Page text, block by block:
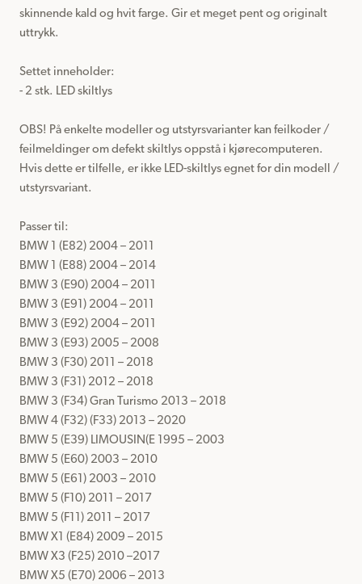
skinnende kald og hvit farge. Gir et meget pent og originalt
uttrykk.
Settet inneholder:
- 2 stk. LED skiltlys
OBS! På enkelte modeller og utstyrsvarianter kan feilkoder /
feilmeldinger om defekt skiltlys oppstå i kjørecomputeren.
Hvis dette er tilfelle, er ikke LED-skiltlys egnet for din modell /
utstyrsvariant.
Passer til:
BMW 1 (E82) 2004 – 2011
BMW 1 (E88) 2004 – 2014
BMW 3 (E90) 2004 – 2011
BMW 3 (E91) 2004 – 2011
BMW 3 (E92) 2004 – 2011
BMW 3 (E93) 2005 – 2008
BMW 3 (F30) 2011 – 2018
BMW 3 (F31) 2012 – 2018
BMW 3 (F34) Gran Turismo 2013 – 2018
BMW 4 (F32) (F33) 2013 – 2020
BMW 5 (E39) LIMOUSIN(E 1995 – 2003
BMW 5 (E60) 2003 – 2010
BMW 5 (E61) 2003 – 2010
BMW 5 (F10) 2011 – 2017
BMW 5 (F11) 2011 – 2017
BMW X1 (E84) 2009 – 2015
BMW X3 (F25) 2010 –2017
BMW X5 (E70) 2006 – 2013